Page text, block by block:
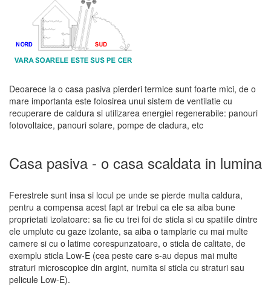
Deoarece la o casa pasiva pierderi termice sunt foarte mici, de o
mare importanta este folosirea unui sistem de ventilatie cu
recuperare de caldura si utilizarea energiei regenerabile: panouri
fotovoltaice, panouri solare, pompe de cladura, etc
Casa pasiva - o casa scaldata in lumina
Ferestrele sunt insa si locul pe unde se pierde multa caldura,
pentru a compensa acest fapt ar trebui ca ele sa aiba bune
proprietati izolatoare: sa fie cu trei foi de sticla si cu spatiile dintre
ele umplute cu gaze izolante, sa aiba o tamplarie cu mai multe
camere si cu o latime corespunzatoare, o sticla de calitate, de
exemplu sticla Low-E (cea peste care s-au depus mai multe
straturi microscopice din argint, numita si sticla cu straturi sau
pelicule Low-E).